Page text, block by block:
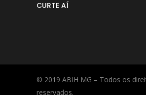
CURTE AÍ
© 2019 ABIH MG – Todos os
reservados.